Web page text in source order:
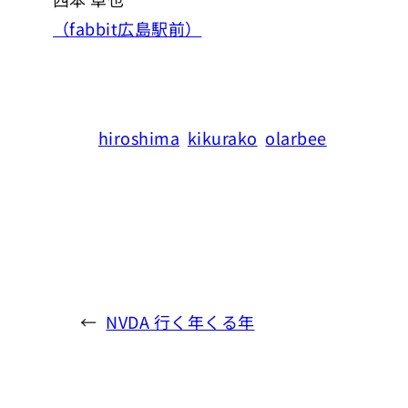
（fabbit広島駅前）
hiroshima kikurako olarbee
← NVDA 行く年くる年